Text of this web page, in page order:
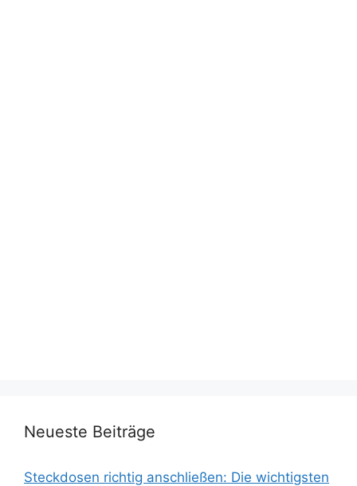
Neueste Beiträge
Steckdosen richtig anschließen: Die wichtigsten